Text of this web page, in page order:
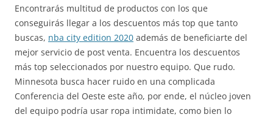
Encontrarás multitud de productos con los que
conseguirás llegar a los descuentos más top que tanto
buscas, nba city edition 2020 además de beneficiarte del
mejor servicio de post venta. Encuentra los descuentos
más top seleccionados por nuestro equipo. Que rudo.
Minnesota busca hacer ruido en una complicada
Conferencia del Oeste este año, por ende, el núcleo joven
del equipo podría usar ropa intimidate, como bien lo